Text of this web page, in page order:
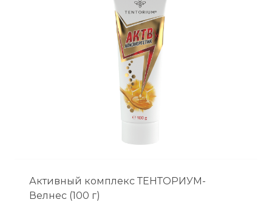
Активный комплекс ТЕНТОРИУМ-
Велнес (100 г)